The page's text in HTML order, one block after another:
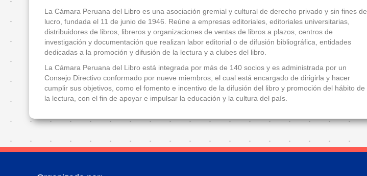
Presentación
Delegación
Programa
Invitados
La Cámara Peruana del Libro es una asociación gremial y cultural de derecho privado y sin fines de
lucro, fundada el 11 de junio de 1946. Reúne a empresas editoriales, editoriales universitarias,
distribuidores de libros, libreros y organizaciones de ventas de libros a plazos, centros de
investigación y documentación que realizan labor editorial o de difusión bibliográfica, entidades
dedicadas a la promoción y difusión de la lectura y a clubes del libro.
La Cámara Peruana del Libro está integrada por más de 140 socios y es administrada por un
Consejo Directivo conformado por nueve miembros, el cual está encargado de dirigirla y hacer
cumplir sus objetivos, como el fomento e incentivo de la difusión del libro y promoción del hábito de
la lectura, con el fin de apoyar e impulsar la educación y la cultura del país.